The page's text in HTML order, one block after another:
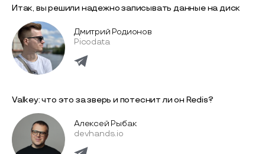
Итак, вы решили надежно записывать данные на диск
Дмитрий Родионов
Picodata
Valkey: что это за зверь и потеснит ли он Redis?
Алексей Рыбак
devhands.io